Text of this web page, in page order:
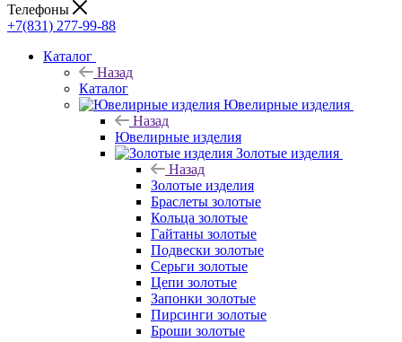
Телефоны
+7(831) 277-99-88
Каталог
Назад
Каталог
Ювелирные изделия
Назад
Ювелирные изделия
Золотые изделия
Назад
Золотые изделия
Браслеты золотые
Кольца золотые
Гайтаны золотые
Подвески золотые
Серьги золотые
Цепи золотые
Запонки золотые
Пирсинги золотые
Броши золотые